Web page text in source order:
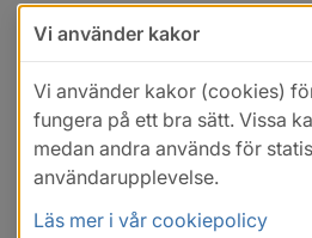
Vi använder kakor
Vi använder kakor (cookies)
fungera på ett bra sätt. Vissa
medan andra används för
användarupplevelse.
Läs mer i vår cookiepolicy